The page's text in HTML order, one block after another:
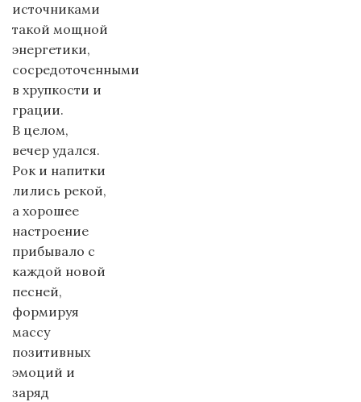
источниками
такой мощной
энергетики,
сосредоточенными
в хрупкости и
грации.
В целом,
вечер удался.
Рок и напитки
лились рекой,
а хорошее
настроение
прибывало с
каждой новой
песней,
формируя
массу
позитивных
эмоций и
заряд